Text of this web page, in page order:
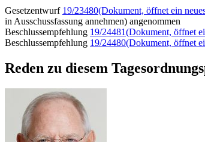
Gesetzentwurf 19/23480(Dokument, öffnet ein
in Ausschussfassung annehmen) angenommen
Beschlussempfehlung 19/24481(Dokument, öffnet
Beschlussempfehlung 19/24480(Dokument, öffnet
Reden zu diesem